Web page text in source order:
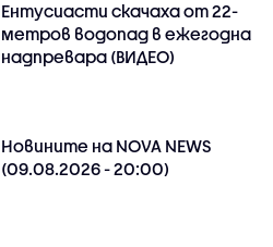
Ентусиасти скачаха от 22-
метров водопад в ежегодна
надпревара (ВИДЕО)
Новините на NOVA NEWS
(09.08.2026 - 20:00)